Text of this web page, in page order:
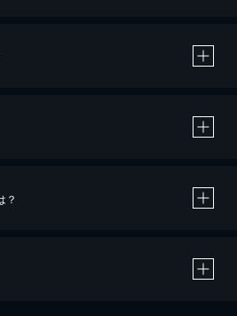
ットカード決済による作品の購入 / レンタルです。
？